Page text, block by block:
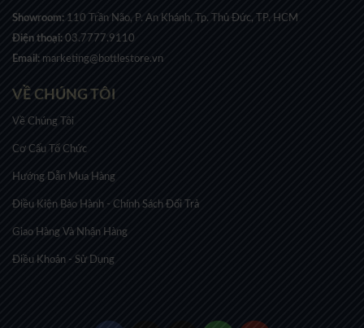
Showroom: 110 Trần Não, P. An Khánh, Tp. Thủ Đức, TP. HCM
Điện thoại: 03.7777.9110
Email: marketing@bottlestore.vn
VỀ CHÚNG TÔI
Về Chúng Tôi
Cơ Cấu Tổ Chức
Hướng Dẫn Mua Hàng
Điều Kiện Bảo Hành - Chính Sách Đổi Trả
Giao Hàng Và Nhận Hàng
Điều Khoản - Sử Dụng